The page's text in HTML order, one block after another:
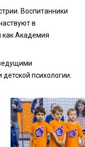
Воспитанники
в
как Академия
психологии.